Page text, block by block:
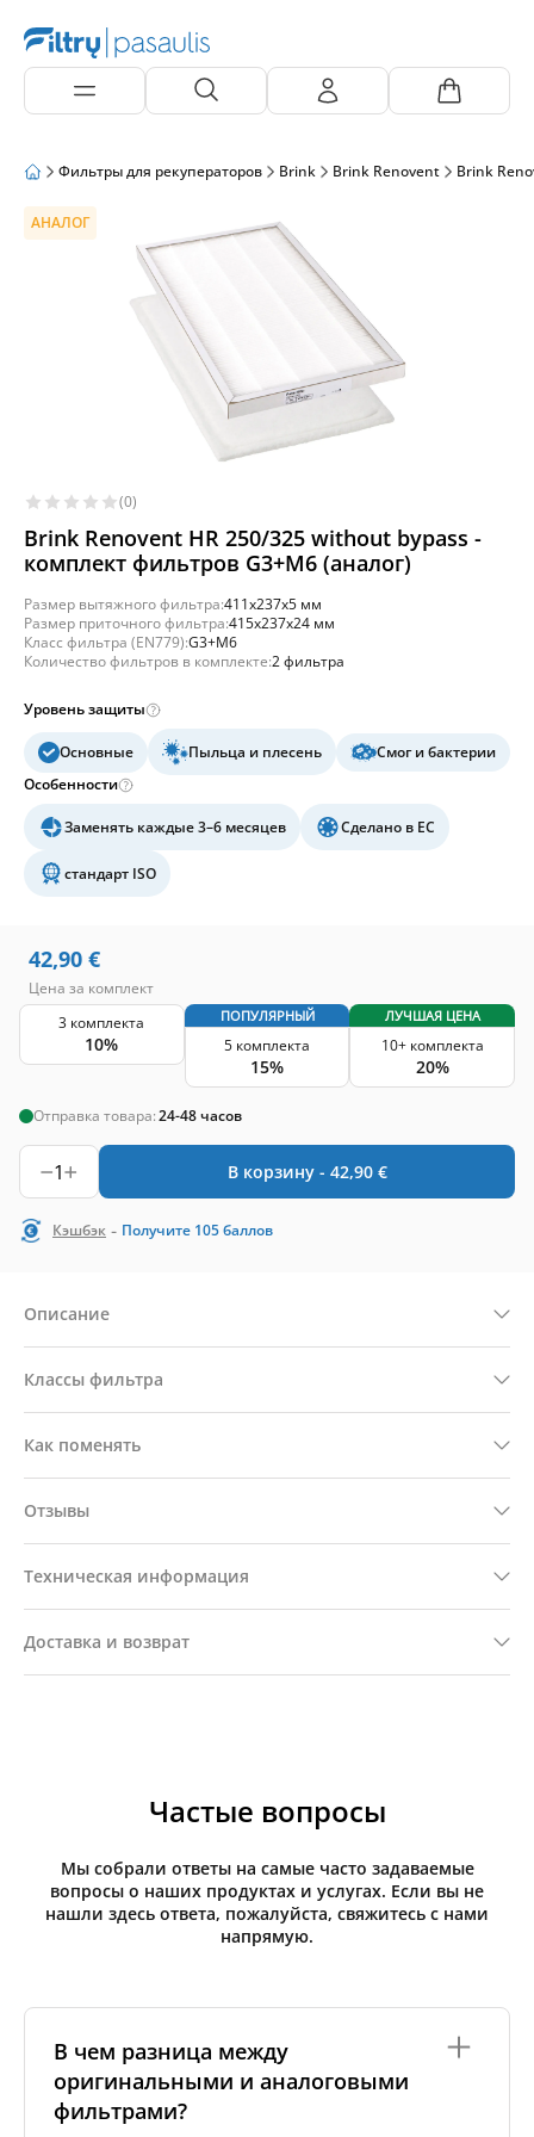
Фильтры для рекуператоров Brink Brink Renovent Brink
АНАЛОГ
(0)
Brink Renovent HR 250/325 without bypass -
комплект фильтров G3+M6 (аналог)
Размер вытяжного фильтра:411x237x5 мм
Размер приточного фильтра:415x237x24 мм
Класс фильтра (EN779):G3+M6
Количество фильтров в комплекте:2 фильтра
Уровень защиты
Основные Пыльца и плесень
Смог и бактерии
Особенности
Заменять каждые 3–6 месяцев Сделано в ЕС
стандарт ISO
42,90 €
Цена за комплект
3 комплекта
10%
ПОПУЛЯРНЫЙ
5 комплекта
15%
ЛУЧШАЯ ЦЕНА
10+ комплекта
20%
Отправка товара:24-48 часов
1 В корзину - 42,90 €
Кэшбэк - Получите 105баллов
Описание
Классы фильтра
Как поменять
Отзывы
Техническая информация
Доставка и возврат
Частые вопросы
Мы собрали ответы на самые часто задаваемые
вопросы о наших продуктах и услугах. Если вы не
нашли здесь ответа, пожалуйста, свяжитесь с нами
напрямую.
В чем разница между
оригинальными и аналоговыми
фильтрами?